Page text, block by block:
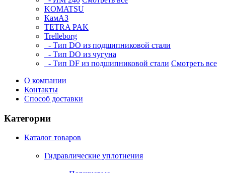
KOMATSU
КамАЗ
TETRA PAK
Trelleborg
- Тип DO из подшипниковой стали
- Тип DO из чугуна
- Тип DF из подшипниковой стали Смотреть все
О компании
Контакты
Способ доставки
Категории
Каталог товаров
Гидравлические уплотнения